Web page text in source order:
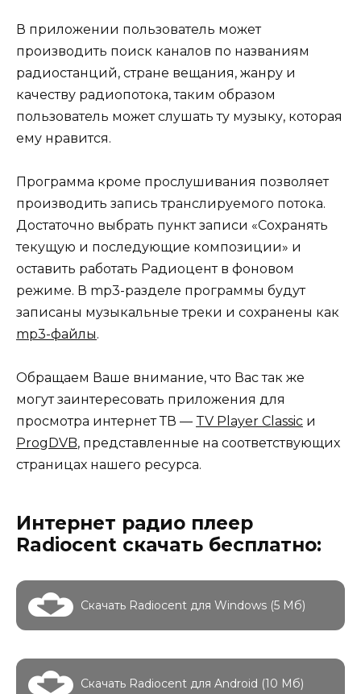
В приложении пользователь может
производить поиск каналов по названиям
радиостанций, стране вещания, жанру и
качеству радиопотока, таким образом
пользователь может слушать ту музыку, которая
ему нравится.
Программа кроме прослушивания позволяет
производить запись транслируемого потока.
Достаточно выбрать пункт записи «Сохранять
текущую и последующие композиции» и
оставить работать Радиоцент в фоновом
режиме. В mp3-разделе программы будут
записаны музыкальные треки и сохранены как
mp3-файлы.
Обращаем Ваше внимание, что Вас так же
могут заинтересовать приложения для
просмотра интернет ТВ — TV Player Classic и
ProgDVB, представленные на соответствующих
страницах нашего ресурса.
Интернет радио плеер
Radiocent скачать бесплатно:
Скачать Radiocent для Windows (5 Мб)
Скачать Radiocent для Android (10 Мб)